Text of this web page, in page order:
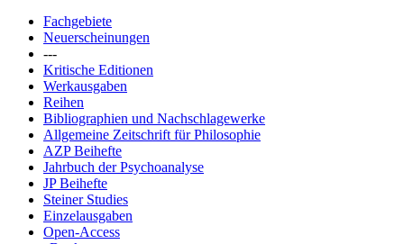
Fachgebiete
Neuerscheinungen
---
Kritische Editionen
Werkausgaben
Reihen
Bibliographien und Nachschlagewerke
Allgemeine Zeitschrift für Philosophie
AZP Beihefte
Jahrbuch der Psychoanalyse
JP Beihefte
Steiner Studies
Einzelausgaben
Open-Access